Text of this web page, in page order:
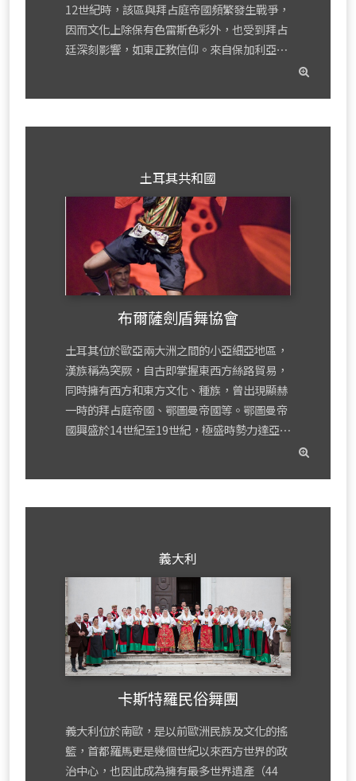
12世紀時，該區與拜占庭帝國頻繁發生戰爭，
因而文化上除保有色雷斯色彩外，也受到拜占
廷深刻影響，如東正教信仰。來自保加利亞⋯
土耳其共和國
布爾薩劍盾舞協會
土耳其位於歐亞兩大洲之間的小亞細亞地區，
漢族稱為突厥，自古即掌握東西方絲路貿易，
同時擁有西方和東方文化、種族，曾出現顯赫
一時的拜占庭帝國、鄂圖曼帝國等。鄂圖曼帝
國興盛於14世紀至19世紀，極盛時勢力達亞⋯
義大利
卡斯特羅民俗舞團
義大利位於南歐，是以前歐洲民族及文化的搖
籃，首都羅馬更是幾個世紀以來西方世界的政
治中心，也因此成為擁有最多世界遺產（44